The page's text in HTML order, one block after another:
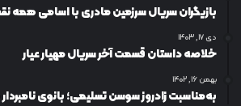
بازیگران سریال سرزمین مادری با اسامی همه
دی ۱۷, ۱۴۰۳
خلاصه داستان قسمت آخر سریال مهیار عیار
بهمن ۱۶, ۱۴۰۲
به‌مناسبت زادروز سوسن تسلیمی؛ بانوی